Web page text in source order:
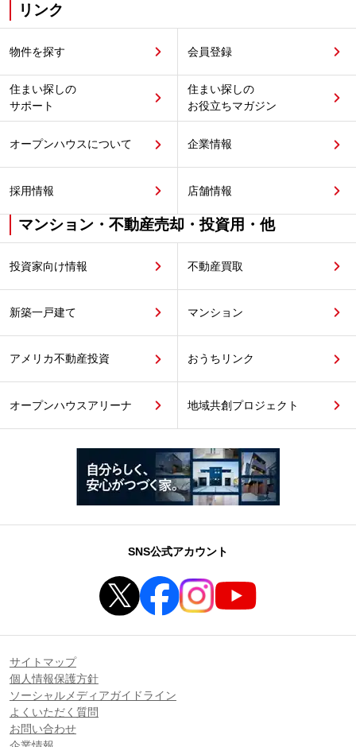
リンク
物件を探す 会員登録
住まい探しの
サポート
住まい探しの
お役立ちマガジン
オープンハウスについて 企業情報
採用情報 店舗情報
マンション・不動産売却・投資用・他
投資家向け情報 不動産買取
新築一戸建て マンション
アメリカ不動産投資 おうちリンク
オープンハウスアリーナ 地域共創プロジェクト
SNS公式アカウント
サイトマップ
個人情報保護方針
ソーシャルメディアガイドライン
よくいただく質問
お問い合わせ